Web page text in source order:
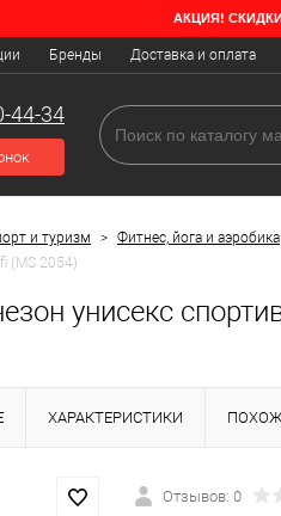
АКЦИЯ!
Бренды Доставка и оплата
44-34
и туризм > Фитнес, йога и аэробика
(MS 2054)
унисекс
ХАРАКТЕРИСТИКИ
Отзывов: 0